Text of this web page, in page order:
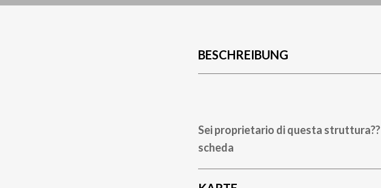
BESCHREIBUNG
Sei proprietario di questa struttura??
scheda